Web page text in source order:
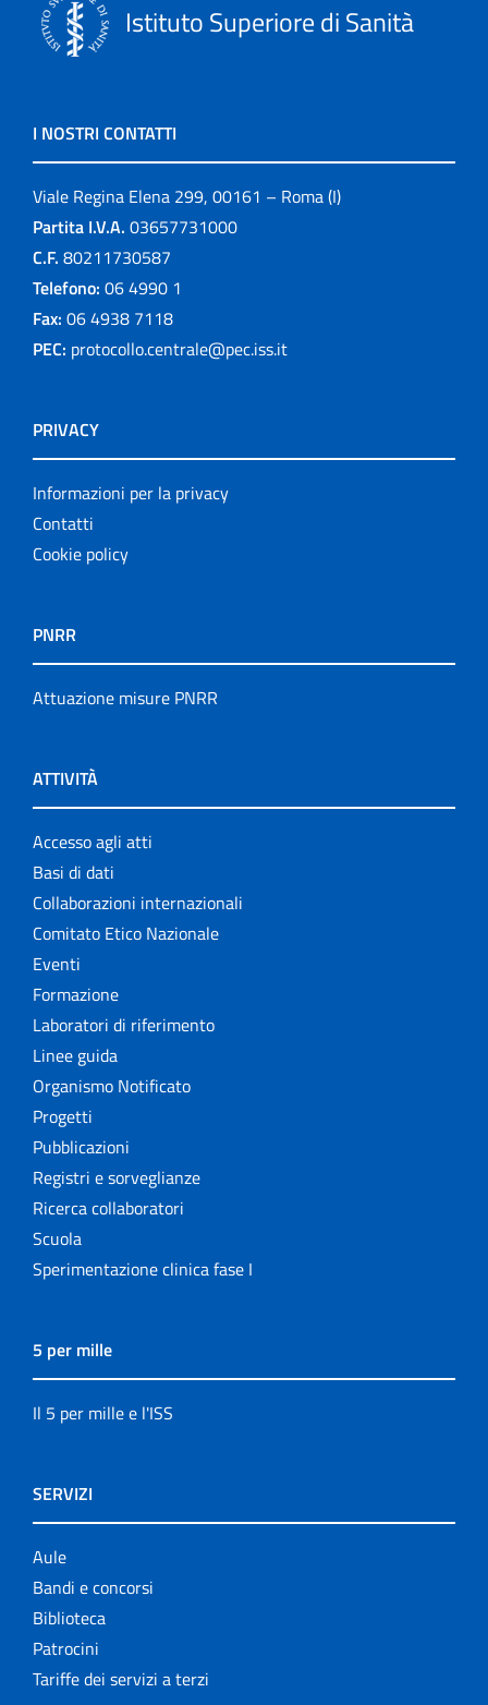
Istituto Superiore di Sanità
I NOSTRI CONTATTI
Viale Regina Elena 299, 00161 – Roma (I)
Partita I.V.A. 03657731000
C.F. 80211730587
Telefono: 06 4990 1
Fax: 06 4938 7118
PEC: protocollo.centrale@pec.iss.it
PRIVACY
Informazioni per la privacy
Contatti
Cookie policy
PNRR
Attuazione misure PNRR
ATTIVITÀ
Accesso agli atti
Basi di dati
Collaborazioni internazionali
Comitato Etico Nazionale
Eventi
Formazione
Laboratori di riferimento
Linee guida
Organismo Notificato
Progetti
Pubblicazioni
Registri e sorveglianze
Ricerca collaboratori
Scuola
Sperimentazione clinica fase I
5 per mille
Il 5 per mille e l'ISS
SERVIZI
Aule
Bandi e concorsi
Biblioteca
Patrocini
Tariffe dei servizi a terzi